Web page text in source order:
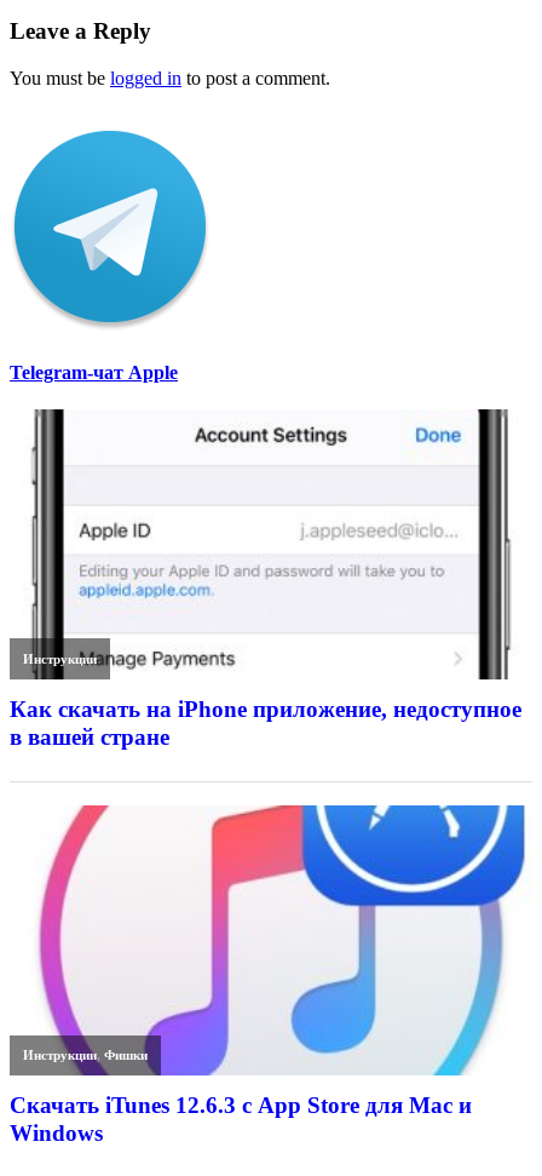
Leave a Reply
You must be logged in to post a comment.
Telegram-чат Apple
Инструкции
Как скачать на iPhone приложение, недоступное
в вашей стране
Инструкции,Фишки
Скачать iTunes 12.6.3 с App Store для Mac и
Windows